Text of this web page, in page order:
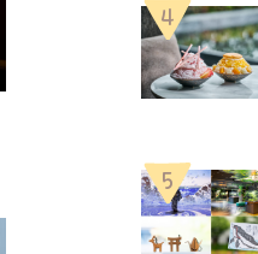
4
5